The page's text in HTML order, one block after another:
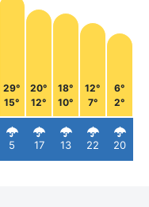
29°
15°
5
20°
12°
17
18°
10°
13
12°
7°
22
6°
2°
20